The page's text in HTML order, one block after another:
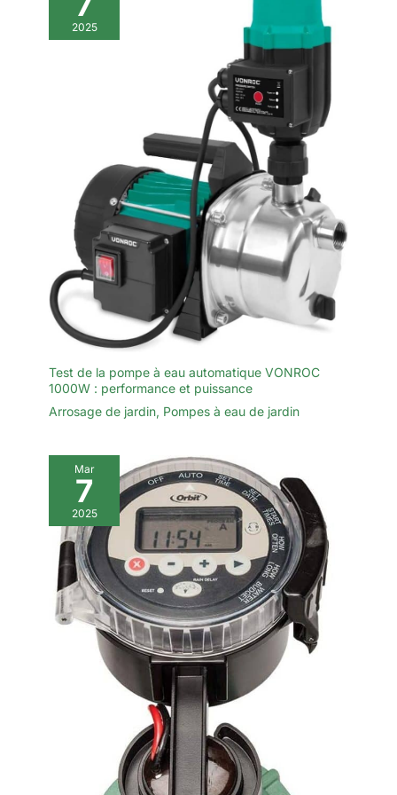
2025
Test de la pompe à eau automatique VONROC
1000W : performance et puissance
Arrosage de jardin, Pompes à eau de jardin
Mar
7
2025